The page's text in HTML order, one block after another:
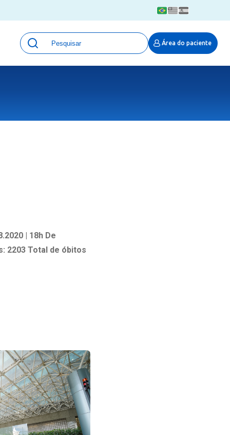
Área do paciente
Unidades
Qualidade e Segurança em saúde
Empresas
| 18h De
2203 Total de óbitos